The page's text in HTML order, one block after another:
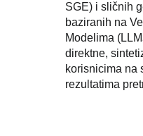
SGE) i sličnih
baziranih na
Modelima
direktne,
korisnicima na
rezultatima